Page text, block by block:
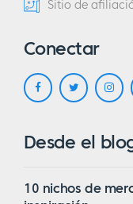
Sitio de
Conectar
Desde el
10 nichos de